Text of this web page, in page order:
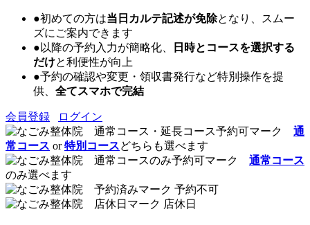
●初めての方は当日カルテ記述が免除となり、スムー
ズにご案内できます
●以降の予約入力が簡略化、
日時とコースを選択する
だけと利便性が向上
●予約の確認や変更・領収書発行など特別操作を提
供、 全てスマホで完結
会員登録
ログイン
通
常コース or特別コースどちらも選べます
通常コース
のみ選べます
予約不可
店休日